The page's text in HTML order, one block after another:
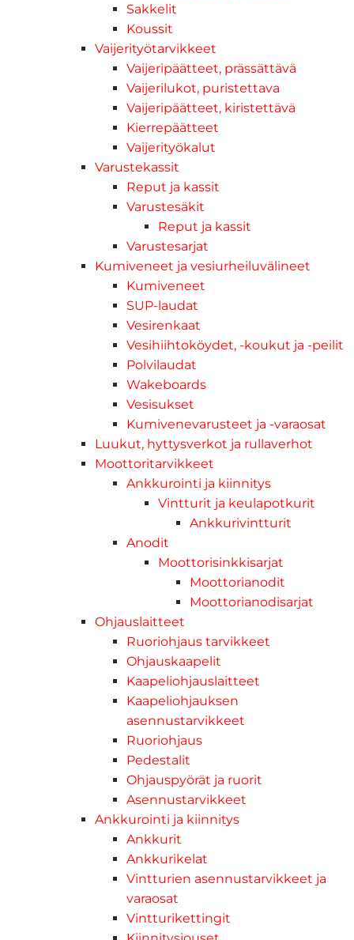
Sakkelit
Koussit
Vaijerityötarvikkeet
Vaijeripäätteet, prässättävä
Vaijerilukot, puristettava
Vaijeripäätteet, kiristettävä
Kierrepäätteet
Vaijerityökalut
Varustekassit
Reput ja kassit
Varustesäkit
Reput ja kassit
Varustesarjat
Kumiveneet ja vesiurheiluvälineet
Kumiveneet
SUP-laudat
Vesirenkaat
Vesihiihtoköydet, -koukut ja -peilit
Polvilaudat
Wakeboards
Vesisukset
Kumivenevarusteet ja -varaosat
Luukut, hyttysverkot ja rullaverhot
Moottoritarvikkeet
Ankkurointi ja kiinnitys
Vintturit ja keulapotkurit
Ankkurivintturit
Anodit
Moottorisinkkisarjat
Moottorianodit
Moottorianodisarjat
Ohjauslaitteet
Ruoriohjaus tarvikkeet
Ohjauskaapelit
Kaapeliohjauslaitteet
Kaapeliohjauksen
asennustarvikkeet
Ruoriohjaus
Pedestalit
Ohjauspyörät ja ruorit
Asennustarvikkeet
Ankkurointi ja kiinnitys
Ankkurit
Ankkurikelat
Vintturien asennustarvikkeet ja
varaosat
Vintturikettingit